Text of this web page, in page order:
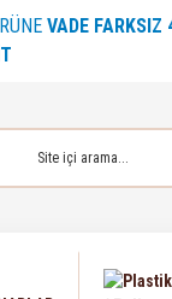
VADE FARKSIZ